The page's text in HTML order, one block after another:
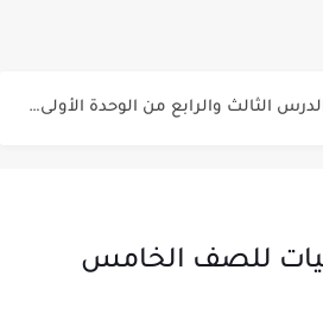
اختبار الدرس الثالث والرابع من الوحدة الأولى مع الحل في...
للصف الخامس